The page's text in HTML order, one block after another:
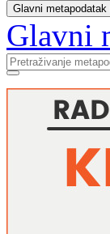
Glavni metapodatak
Glavni